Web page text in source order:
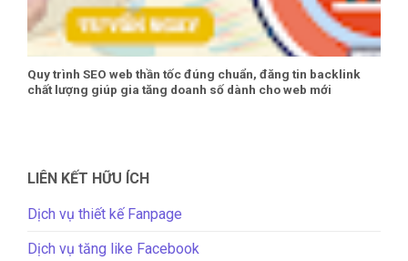
Quy trình SEO web thần tốc đúng chuẩn, đăng tin backlink
chất lượng giúp gia tăng doanh số dành cho web mới
LIÊN KẾT HỮU ÍCH
Dịch vụ thiết kế Fanpage
Dịch vụ tăng like Facebook